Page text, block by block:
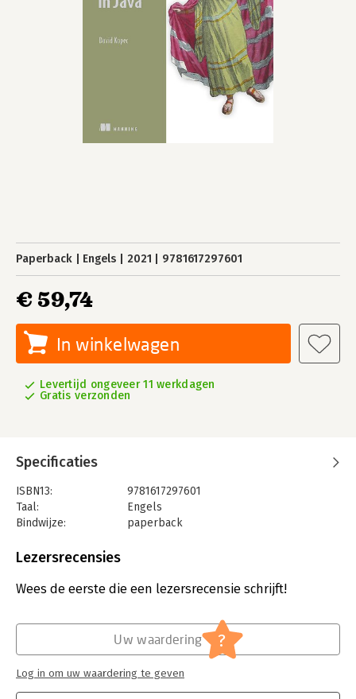
Paperback Engels 2021 9781617297601
€ 59,74
In winkelwagen
Levertijd ongeveer 11 werkdagen
Gratis verzonden
Specificaties
ISBN13:
9781617297601
Taal:
Engels
Bindwijze:
paperback
Uitgever:
Lezersrecensies
Wees de eerste die een lezersrecensie schrijft!
Uw waardering ?
Log in om uw waardering te geven